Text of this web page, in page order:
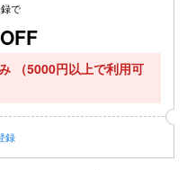
で
OFF
（5000円以上で利用可
録